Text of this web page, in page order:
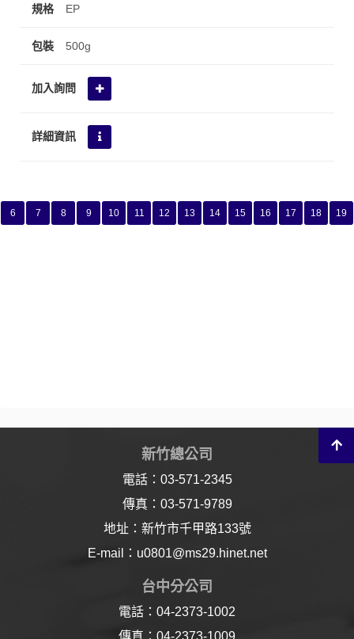
EP
500g
6 7 8 9 10 11 12 13 14 15 16 17 18 19
新竹總公司
電話：03-571-2345
傳真：03-571-9789
地址：新竹市千甲路133號
E-mail：u0801@ms29.hinet.net
台中分公司
電話：04-2373-1002
傳真：04-2373-1009